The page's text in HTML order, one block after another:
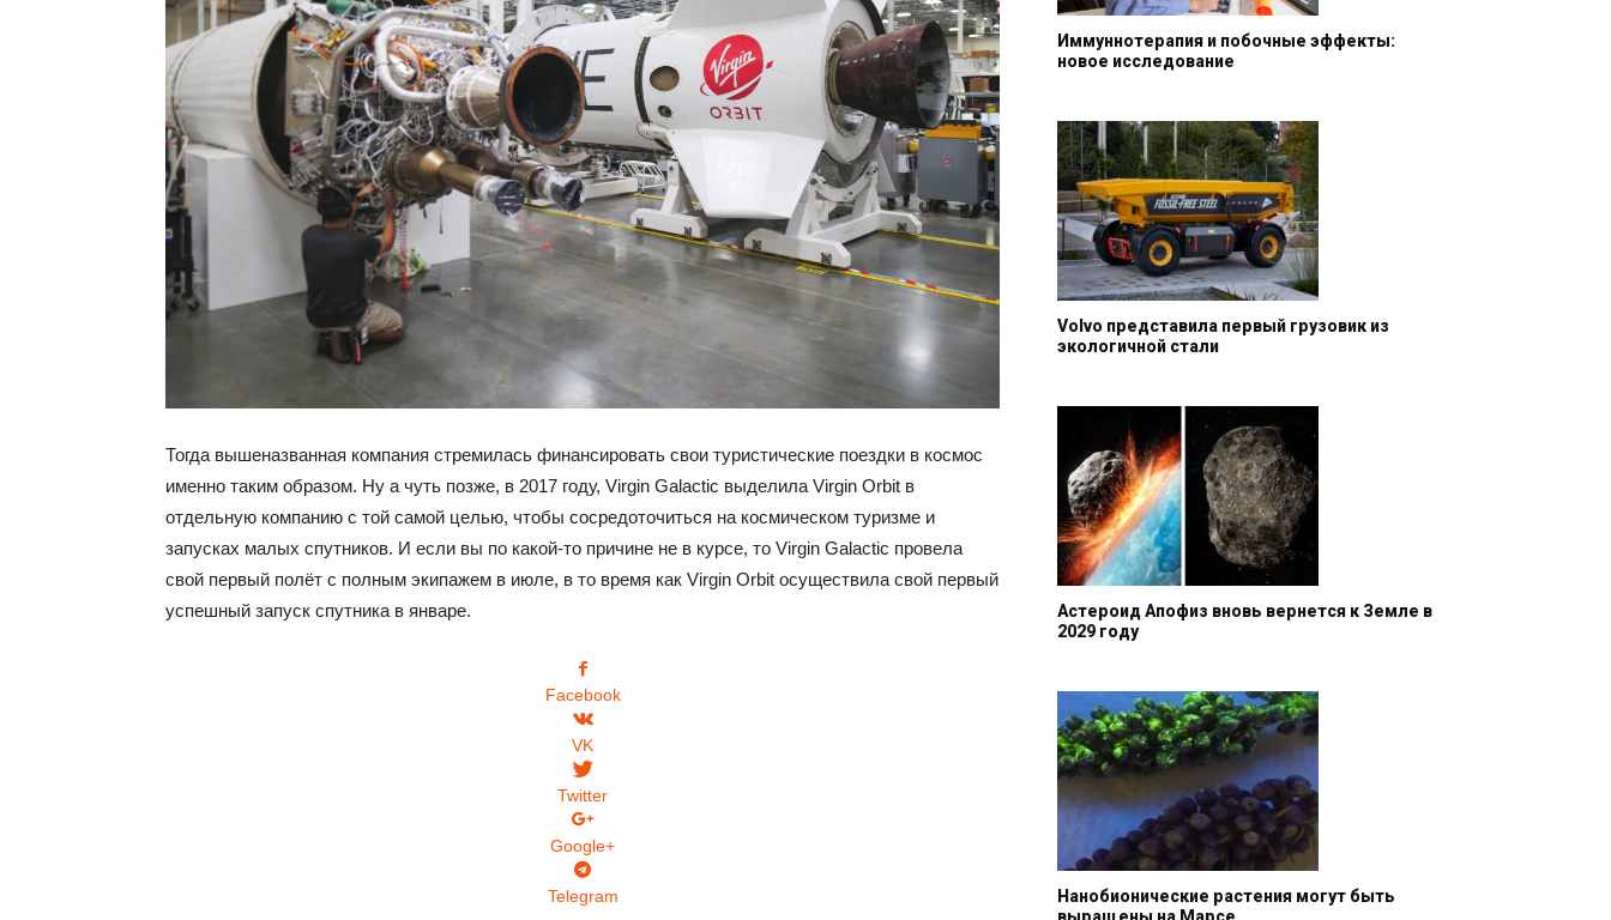
Тогда вышеназванная компания стремилась финансировать свои туристические поездки в космос
именно таким образом. Ну а чуть позже, в 2017 году, Virgin Galactic выделила Virgin Orbit в
отдельную компанию с той самой целью, чтобы сосредоточиться на космическом туризме и
запусках малых спутников. И если вы по какой-то причине не в курсе, то Virgin Galactic провела
свой первый полёт с полным экипажем в июле, в то время как Virgin Orbit осуществила свой первый
успешный запуск спутника в январе.
Facebook
VK
Twitter
Google+
Telegram
Иммуннотерапия и побочные эффекты:
новое исследование
Volvo представила первый грузовик из
экологичной стали
Астероид Апофиз вновь вернется к Земле в
2029 году
Нанобионические растения могут быть
выращены на Марсе